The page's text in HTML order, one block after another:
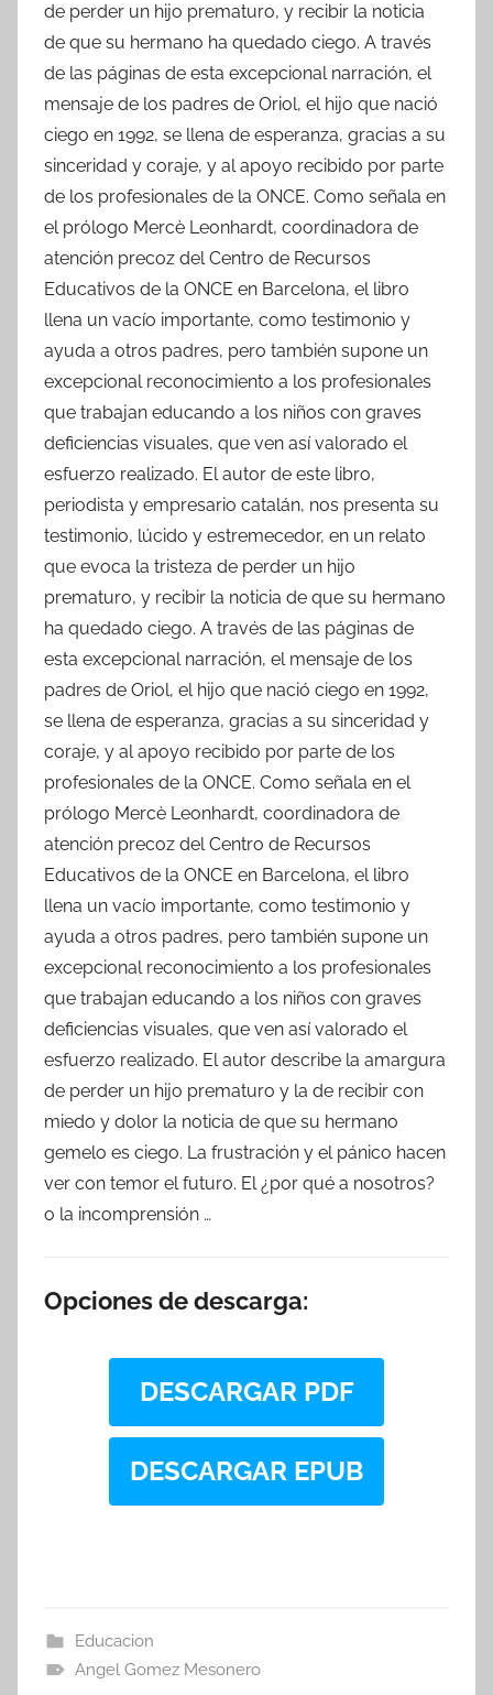
de perder un hijo prematuro, y recibir la noticia
de que su hermano ha quedado ciego. A través
de las páginas de esta excepcional narración, el
mensaje de los padres de Oriol, el hijo que nació
ciego en 1992, se llena de esperanza, gracias a su
sinceridad y coraje, y al apoyo recibido por parte
de los profesionales de la ONCE. Como señala en
el prólogo Mercè Leonhardt, coordinadora de
atención precoz del Centro de Recursos
Educativos de la ONCE en Barcelona, el libro
llena un vacío importante, como testimonio y
ayuda a otros padres, pero también supone un
excepcional reconocimiento a los profesionales
que trabajan educando a los niños con graves
deficiencias visuales, que ven así valorado el
esfuerzo realizado. El autor de este libro,
periodista y empresario catalán, nos presenta su
testimonio, lúcido y estremecedor, en un relato
que evoca la tristeza de perder un hijo
prematuro, y recibir la noticia de que su hermano
ha quedado ciego. A través de las páginas de
esta excepcional narración, el mensaje de los
padres de Oriol, el hijo que nació ciego en 1992,
se llena de esperanza, gracias a su sinceridad y
coraje, y al apoyo recibido por parte de los
profesionales de la ONCE. Como señala en el
prólogo Mercè Leonhardt, coordinadora de
atención precoz del Centro de Recursos
Educativos de la ONCE en Barcelona, el libro
llena un vacío importante, como testimonio y
ayuda a otros padres, pero también supone un
excepcional reconocimiento a los profesionales
que trabajan educando a los niños con graves
deficiencias visuales, que ven así valorado el
esfuerzo realizado. El autor describe la amargura
de perder un hijo prematuro y la de recibir con
miedo y dolor la noticia de que su hermano
gemelo es ciego. La frustración y el pánico hacen
ver con temor el futuro. El ¿por qué a nosotros?
o la incomprensión …
Opciones de descarga:
DESCARGAR PDF
DESCARGAR EPUB
Educacion
Angel Gomez Mesonero